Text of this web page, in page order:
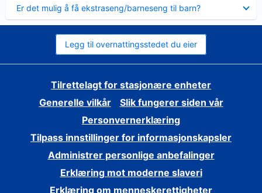
Er det mulig å få ekstraseng/barneseng til barn?
mindre
Legg til overnattingsstedet du eier
Tilrettelagt for stasjonære enheter
Generelle vilkår
Slik fungerer siden vår
Personvernerklæring
Tilpass innstillinger for informasjonskapsler
Administrer personlige anbefalinger
Erklæring mot moderne slaveri
Erklæring om menneskerettigheter